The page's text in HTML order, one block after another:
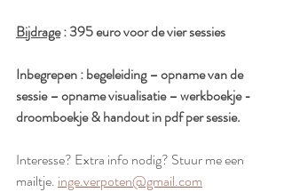
Bijdrage : 395 euro voor de vier sessies
Inbegrepen : begeleiding – opname van de
sessie – opname visualisatie – werkboekje -
droomboekje & handout in pdf per sessie.
Interesse? Extra info nodig? Stuur me een
mailtje. inge.verpoten@gmail.com